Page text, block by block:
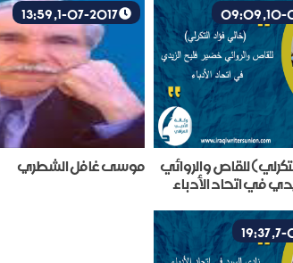
للقاص والروائي
في اتحاد الأدباء
1-07-2017, 13:59
موسى غافل الشطري